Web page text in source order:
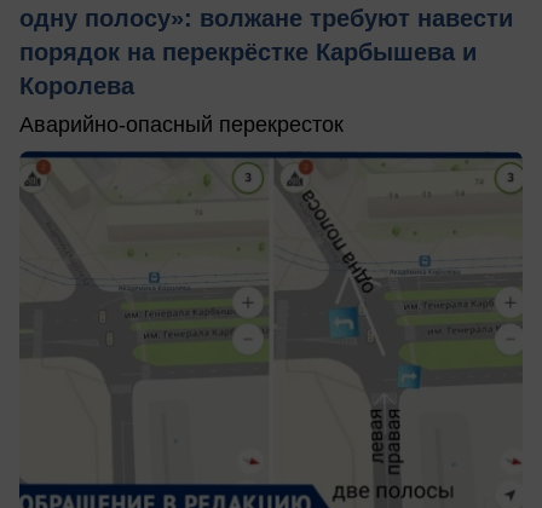
одну полосу»: волжане требуют навести
порядок на перекрёстке Карбышева и
Королева
Аварийно-опасный перекресток